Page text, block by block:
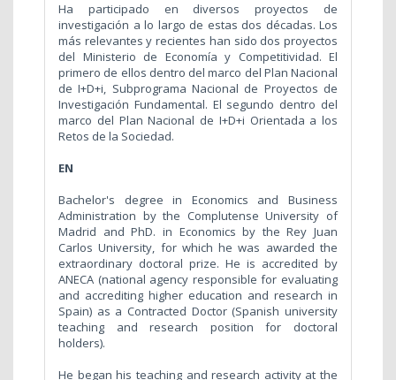
Ha participado en diversos proyectos de
investigación a lo largo de estas dos décadas. Los
más relevantes y recientes han sido dos proyectos
del Ministerio de Economía y Competitividad. El
primero de ellos dentro del marco del Plan Nacional
de I+D+i, Subprograma Nacional de Proyectos de
Investigación Fundamental. El segundo dentro del
marco del Plan Nacional de I+D+i Orientada a los
Retos de la Sociedad.
EN
Bachelor's degree in Economics and Business
Administration by the Complutense University of
Madrid and PhD. in Economics by the Rey Juan
Carlos University, for which he was awarded the
extraordinary doctoral prize. He is accredited by
ANECA (national agency responsible for evaluating
and accrediting higher education and research in
Spain) as a Contracted Doctor (Spanish university
teaching and research position for doctoral
holders).
He began his teaching and research activity at the